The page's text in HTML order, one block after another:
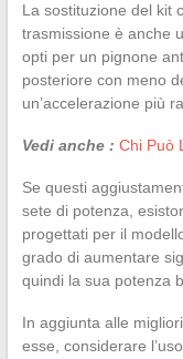
La sostituzione del kit
trasmissione è anche
opti per un pignone
posteriore con meno
un’accelerazione più
Vedi anche : Chi Può
Se questi
sete di potenza,
progettati per il
grado di aumentare
quindi la sua potenza
In aggiunta alle
esse, considerare